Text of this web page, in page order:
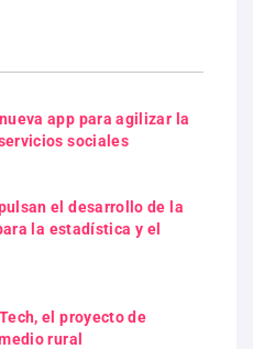
app para agilizar la
sociales
el desarrollo de la
la estadística y el
el proyecto de
rural